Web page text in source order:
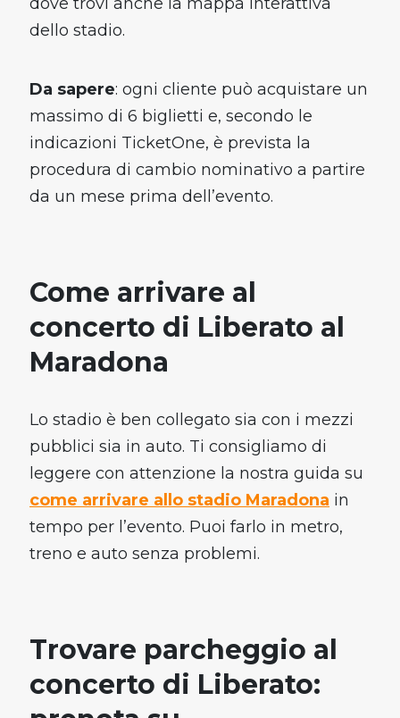
dello stadio.
Da sapere: ogni cliente può acquistare un
massimo di 6 biglietti e, secondo le
indicazioni TicketOne, è prevista la
procedura di cambio nominativo a partire
da un mese prima dell’evento.
Come arrivare al
concerto di Liberato al
Maradona
Lo stadio è ben collegato sia con i mezzi
pubblici sia in auto. Ti consigliamo di
leggere con attenzione la nostra guida su
come arrivare allo stadio Maradona in
tempo per l’evento. Puoi farlo in metro,
treno e auto senza problemi.
Trovare parcheggio al
concerto di Liberato: